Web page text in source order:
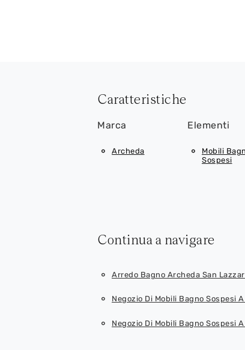
Caratteristiche
Marca
Archeda
Elementi
Mobili
Sospesi
Continua a navigare
Arredo Bagno Archeda San
Negozio Di Mobili Bagno Sospesi
Negozio Di Mobili Bagno Sospesi